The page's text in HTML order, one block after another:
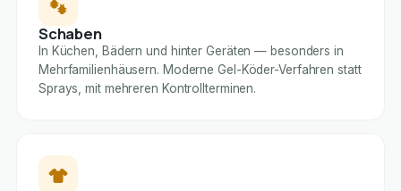
Schaben
In Küchen, Bädern und hinter Geräten — besonders in
Mehrfamilienhäusern. Moderne Gel-Köder-Verfahren statt
Sprays, mit mehreren Kontrollterminen.